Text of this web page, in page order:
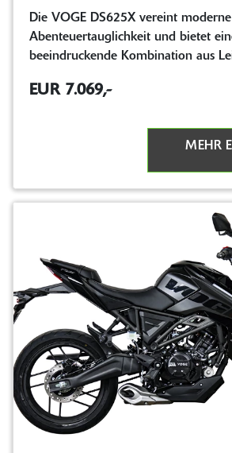
Die VOGE DS625X vereint
Abenteuertauglichkeit und bietet
beeindruckende Kombination aus
EUR 7.069,-
MEHR